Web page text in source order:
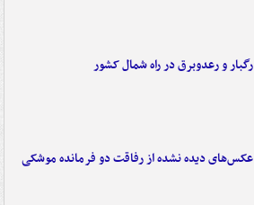
رگبار و رعدوبرق در راه شمال کشور
عکس‌های دیده نشده از رفاقت دو فرمانده‌ موشکی